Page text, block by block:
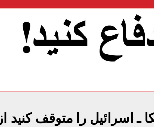
ـ اسرائیل را متوقف کنید از